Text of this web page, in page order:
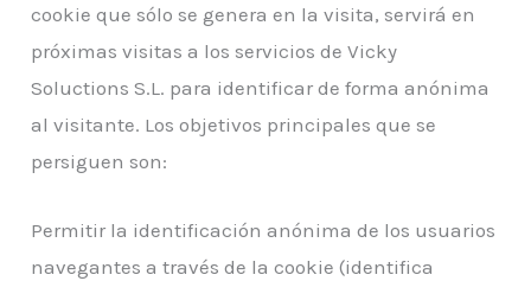
cookie que sólo se genera en la visita, servirá en
próximas visitas a los servicios de Vicky
Soluctions S.L. para identificar de forma anónima
al visitante. Los objetivos principales que se
persiguen son:
Permitir la identificación anónima de los usuarios
navegantes a través de la cookie (identifica